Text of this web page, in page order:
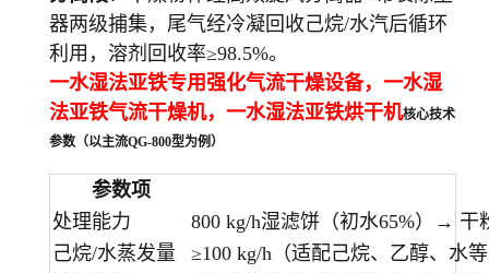
器两级捕集，尾气经冷凝回收己烷/水汽后循环
利用，溶剂回收率≥98.5%。
一水湿法亚铁专用强化气流干燥设备，一水湿
法亚铁气流干燥机， 一水湿法亚铁烘干机核心技术
参数（以主流QG-800型为例）
参数项
处理能力
800 kg/h湿滤饼（初水65%）→ 干
己烷/水蒸发量
≥100 kg/h（适配己烷、乙醇、水